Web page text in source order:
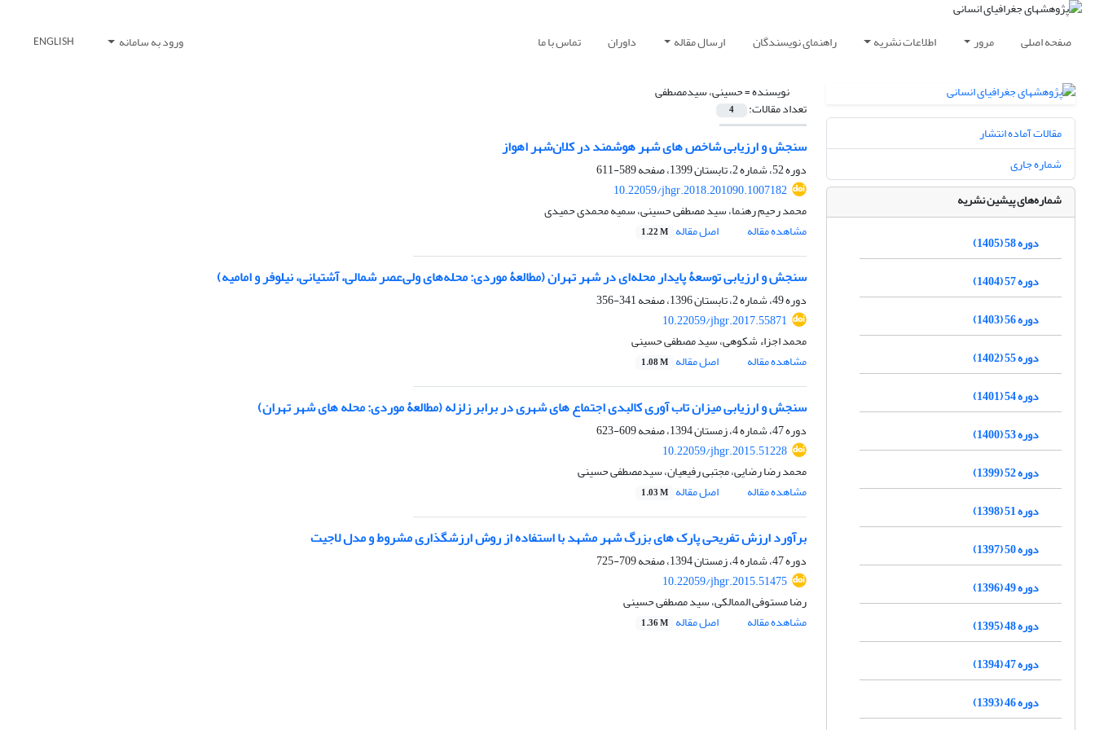
صفحه اصلی مرور اطلاعات نشریه راهنمای نویسندگان ارسال مقاله داوران تماس با ما ورود به سامانه ENGLISH
نویسنده =حسینی، سیدمصطفی
تعداد مقالات: 4
سنجش و ارزیابی شاخص های شهر هوشمند در کلان‌شهر اهواز
دوره 52، شماره 2، تابستان 1399، صفحه
589-611
10.22059/jhgr.2018.201090.1007182
محمد رحیم رهنما، سید مصطفی حسینی، سمیه محمدی حمیدی
مشاهده مقاله
اصل مقاله 1.22 M
سنجش و ارزیابی توسعۀ پایدار محله‌ای در شهر تهران (مطالعۀ موردی: محله‌های ولی‌عصر شمالی، آشتیانی، نیلوفر و امامیه)
دوره 49، شماره 2، تابستان 1396، صفحه
341-356
10.22059/jhgr.2017.55871
محمد اجزاء شکوهی، سید مصطفی حسینی
مشاهده مقاله
اصل مقاله 1.08 M
سنجش و ارزیابی میزان تاب آوری کالبدی اجتماع های شهری در برابر زلزله (مطالعۀ موردی: محله های شهر تهران)
دوره 47، شماره 4، زمستان 1394، صفحه
609-623
10.22059/jhgr.2015.51228
محمد رضا رضایی، مجتبی رفیعیان، سیدمصطفی حسینی
مشاهده مقاله
اصل مقاله 1.03 M
برآورد ارزش تفریحی پارک های بزرگ شهر مشهد با استفاده از روش ارزشگذاری مشروط و مدل لاجیت
دوره 47، شماره 4، زمستان 1394، صفحه
709-725
10.22059/jhgr.2015.51475
رضا مستوفی الممالکی، سید مصطفی حسینی
مشاهده مقاله
اصل مقاله 1.36 M
مقالات آماده انتشار
شماره جاری
شماره‌های پیشین نشریه
دوره 58 (1405)
دوره 57 (1404)
دوره 56 (1403)
دوره 55 (1402)
دوره 54 (1401)
دوره 53 (1400)
دوره 52 (1399)
دوره 51 (1398)
دوره 50 (1397)
دوره 49 (1396)
دوره 48 (1395)
دوره 47 (1394)
دوره 46 (1393)